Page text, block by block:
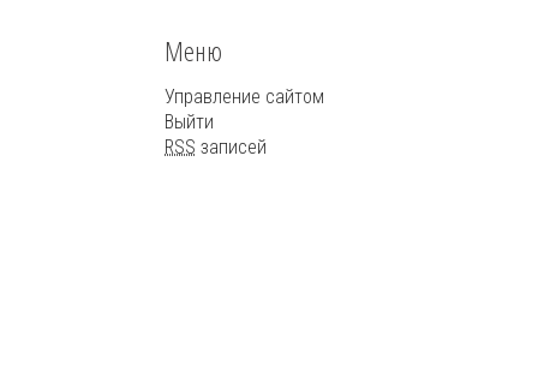
Меню
Управление сайтом
Выйти
RSS записей